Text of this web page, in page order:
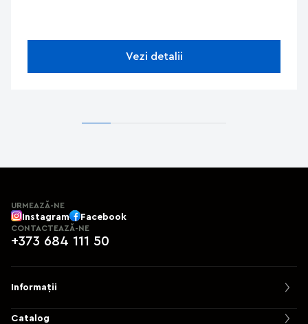
Vezi detalii
URMEAZĂ-NE
Instagram Facebook
CONTACTEAZĂ-NE
+373 684 111 50
Informații
Catalog